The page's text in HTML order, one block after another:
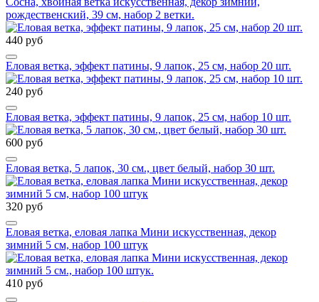
рождественский, 39 см, набор 2 ветки.
440 руб
Еловая ветка, эффект патины, 9 лапок, 25 см, набор 20 шт.
240 руб
Еловая ветка, эффект патины, 9 лапок, 25 см, набор 10 шт.
600 руб
Еловая ветка, 5 лапок, 30 см., цвет белый, набор 30 шт.
320 руб
Еловая ветка, еловая лапка Мини искусственная, декор
зимний 5 см, набор 100 штук
410 руб